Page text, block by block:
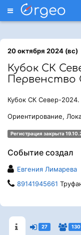
Меню
20 октября 2024 (вс)
Кубок СК
Первенство
Кубок СК Север-
Ориентирование,
Регистрация закрыта
Событие создал
Евгения Лимарева
89141945661
27 130